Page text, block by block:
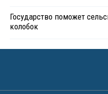
Государство поможет
колобок